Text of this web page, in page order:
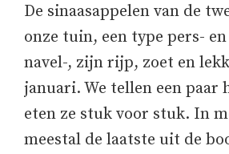
De sinaasappelen van de
onze tuin, een type pers-
navel-, zijn rijp, zoet en
januari. We tellen een paar
eten ze stuk voor stuk. In
meestal de laatste uit de